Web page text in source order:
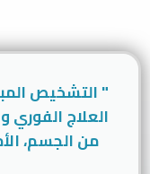
" التشخيص
العلاج الفوري
من الجسم،